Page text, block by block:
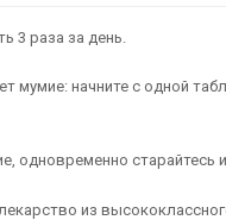
3 раза за день.
мумие: начните с одной
одновременно старайтесь
из